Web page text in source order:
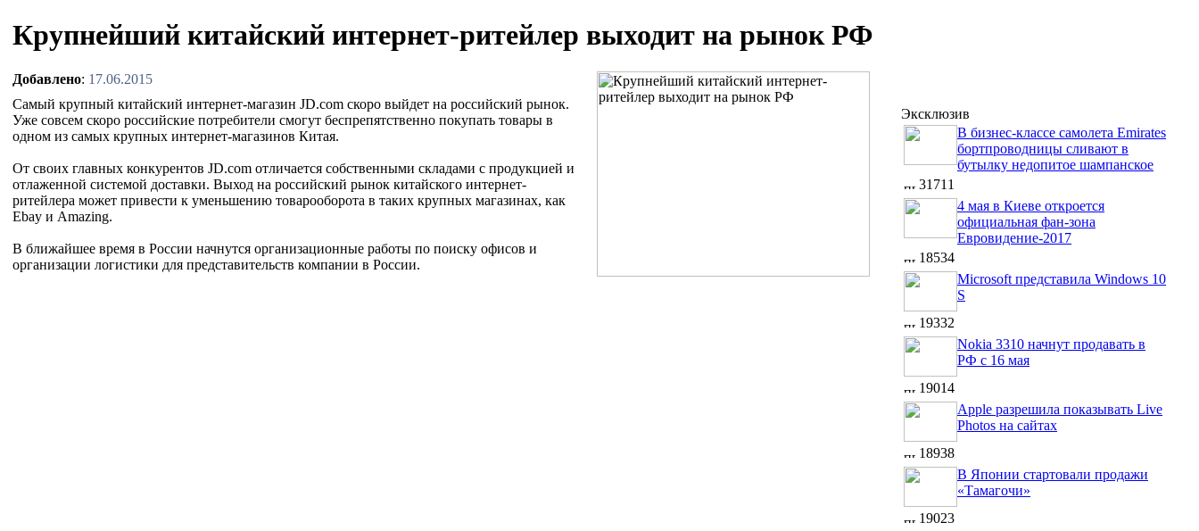
Крупнейший китайский интернет-ритейлер выходит на рынок РФ
Добавлено: 17.06.2015
Самый крупный китайский интернет-магазин JD.com скоро выйдет на российский рынок.
Уже совсем скоро российские потребители смогут беспрепятственно покупать товары в
одном из самых крупных интернет-магазинов Китая.
От своих главных конкурентов JD.com отличается собственными складами с продукцией и
отлаженной системой доставки. Выход на российский рынок китайского интернет-
ритейлера может привести к уменьшению товарооборота в таких крупных магазинах, как
Ebay и Amazing.
В ближайшее время в России начнутся организационные работы по поиску офисов и
организации логистики для представительств компании в России.
Эксклюзив
В бизнес-классе самолета Emirates
бортпроводницы сливают в
бутылку недопитое шампанское
31711
4 мая в Киеве откроется
официальная фан-зона
Евровидение-2017
18534
Microsoft представила Windows 10
S
19332
Nokia 3310 начнут продавать в
РФ с 16 мая
19014
Apple разрешила показывать Live
Photos на сайтах
18938
В Японии стартовали продажи
«Тамагочи»
19023